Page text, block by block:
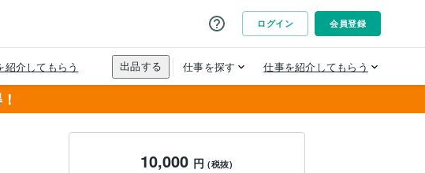
10,000 円(税抜)